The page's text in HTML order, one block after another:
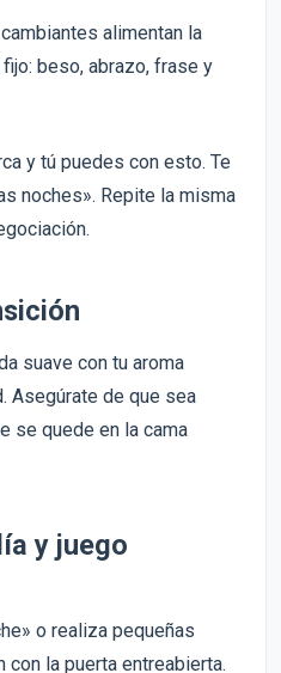
alimentan la
beso, abrazo, frase y
y tú puedes con esto. Te
noches». Repite la misma
suave con tu aroma
Asegúrate de que sea
se quede en la cama
y juego
o realiza pequeñas
la puerta entreabierta.